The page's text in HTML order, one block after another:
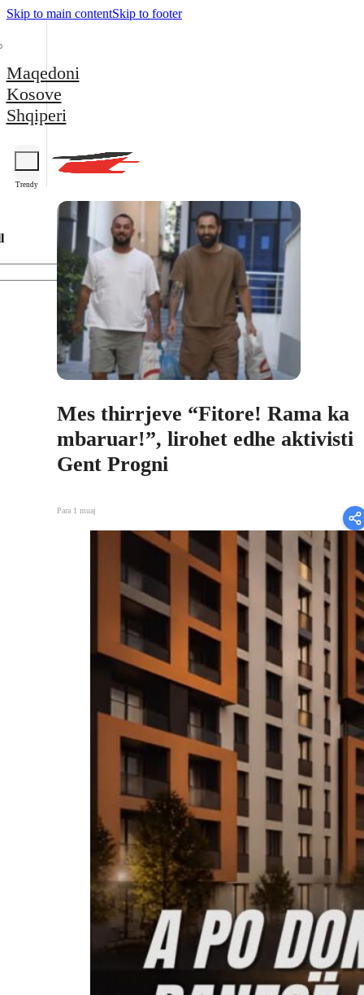
Skip to main contentSkip to footer
Maqedoni
Kosove
Shqiperi
Trendy
Mes thirrjeve “Fitore! Rama ka
mbaruar!”, lirohet edhe aktivisti
Gent Progni
Para 1 muaj